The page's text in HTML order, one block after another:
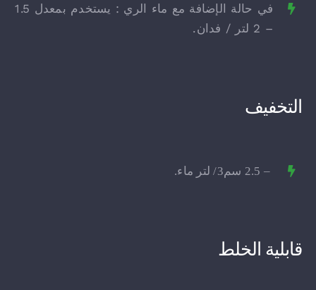
في حالة الإضافة مع ماء الري : يستخدم بمعدل 1.5
– 2 لتر / فدان.
التخفيف
– 2.5 سم3/ لتر ماء.
قابلية الخلط